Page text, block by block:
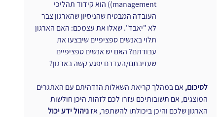
management)) הוא קידוד תהליכי
העובדה המבטיח שהניסיון שהארגון צבר
לא "יאבד". שאלו את עצמכם: האם הארגון
תלוי באנשים ספציפיים שיבצעו את
עבודתם? האם יש אנשים ספציפיים
שעזיבתם/העדרם יפגע קשה בארגון?
לסיכום, אם במהלך קריאת השאלות הזדהיתם עם האתגרים
המוצגים, אם תשובותיכם עזרו לכם לזהות היכן חולשות
הארגון שלכם והיכן ביכולתו להשתפר, אז ניהול ידע יכול